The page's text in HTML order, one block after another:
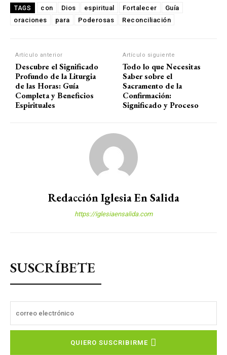
TAGS con Dios espiritual Fortalecer
Guía
oraciones
para Poderosas Reconciliación
Artículo anterior
Descubre el Significado
Profundo de la Liturgia
de las Horas: Guía
Completa y Beneficios
Espirituales
Artículo siguiente
Todo lo que Necesitas
Saber sobre el
Sacramento de la
Confirmación:
Significado y Proceso
Redacción Iglesia En Salida
https://iglesiaensalida.com
SUSCRÍBETE
QUIERO SUSCRIBIRME